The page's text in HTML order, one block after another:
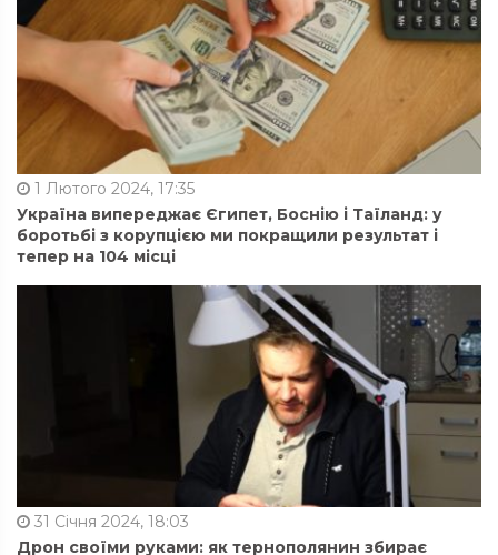
1 Лютого 2024, 17:35
Україна випереджає Єгипет, Боснію і Таїланд: у
боротьбі з корупцією ми покращили результат і
тепер на 104 місці
31 Січня 2024, 18:03
Дрон своїми руками: як тернополянин збирає